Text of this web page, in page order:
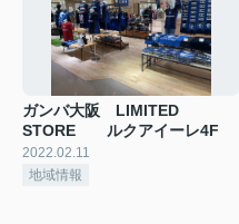
ガンバ大阪 LIMITED
STORE ルクアイーレ4F
2022.02.11
地域情報